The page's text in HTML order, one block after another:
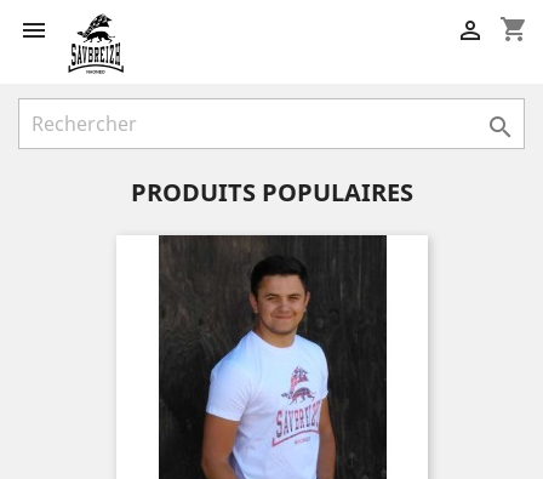
 shopping_cart


PRODUITS POPULAIRES